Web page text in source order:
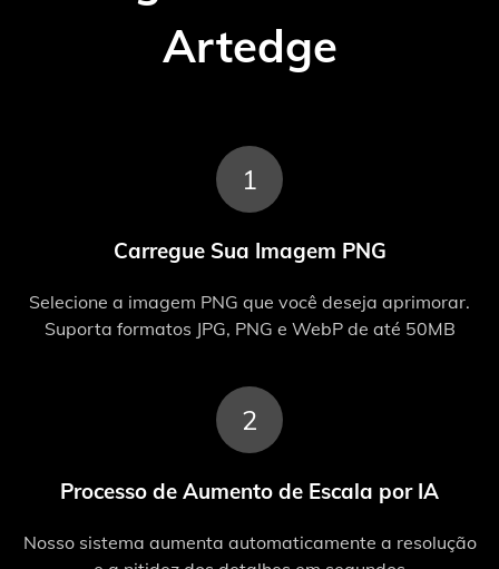
Artedge
1
Carregue Sua Imagem PNG
Selecione a imagem PNG que você deseja aprimorar.
Suporta formatos JPG, PNG e WebP de até 50MB
2
Processo de Aumento de Escala por IA
Nosso sistema aumenta automaticamente a resolução